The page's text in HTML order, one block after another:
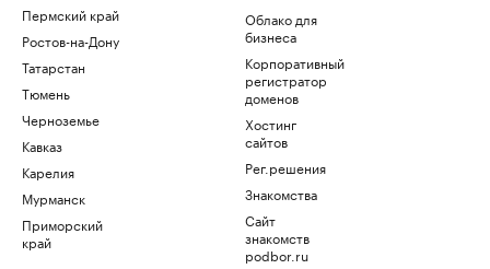
Пермский край
Ростов-на-Дону
Татарстан
Тюмень
Черноземье
Кавказ
Карелия
Мурманск
Приморский
край
Облако для
бизнеса
Корпоративный
регистратор
доменов
Хостинг
сайтов
Рег.решения
Знакомства
Сайт
знакомств
podbor.ru